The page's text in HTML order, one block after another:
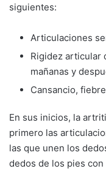
siguientes:
Articulaciones
Rigidez articular
mañanas y
Cansancio,
En sus inicios, la
primero las
las que unen los
dedos de los pies con